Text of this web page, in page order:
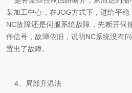
某加工中心，在JOG方式下，进给平
NC故障还是伺服系统故障，先断开伺
作信号，故障依旧，说明NC系统没有
置出了故障。
4、局部升温法